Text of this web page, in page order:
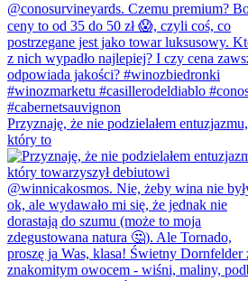
Przyznaję, że nie podzielałem entuzjazmu,
który to